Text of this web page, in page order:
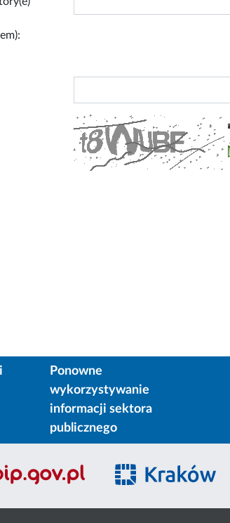
Ponowne
wykorzystywanie
informacji sektora
publicznego